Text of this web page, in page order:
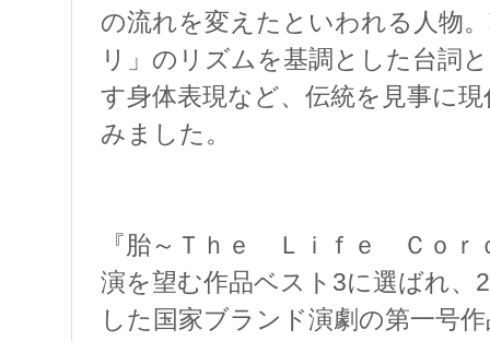
の流れを変えたといわれる人物
リ」のリズムを基調とした台詞
す身体表現など、伝統を見事に
みました。
『胎～Ｔｈｅ Ｌｉｆｅ Ｃｏｒ
演を望む作品ベスト3に選ばれ、
した国家ブランド演劇の第一号